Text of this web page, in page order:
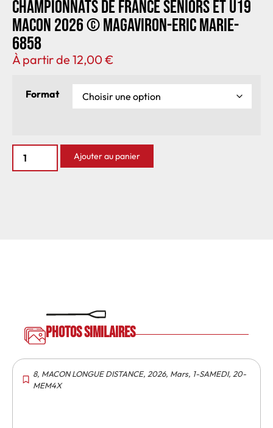
Championnats de France seniors et U19
Macon 2026 © Magaviron-Eric Marie-
6858
À partir de 12,00€
Format
Ajouter au panier
Photos similaires
8, MACON LONGUE DISTANCE, 2026, Mars, 1-SAMEDI, 20-
MEM4X